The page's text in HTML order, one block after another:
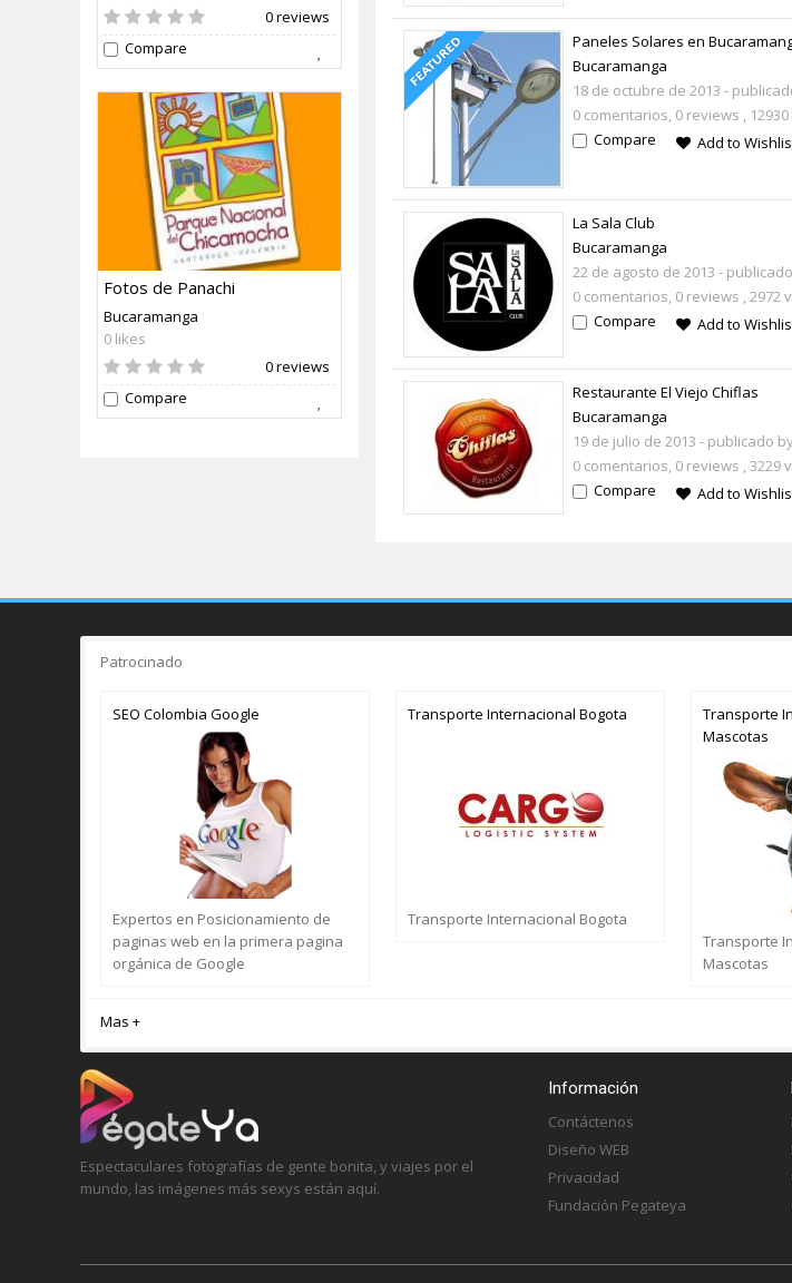
0 reviews
Compare
Fotos de Panachi
Bucaramanga
0 likes
0 reviews
Compare
Paneles Solares en
Bucaramanga
18 de octubre de 2013 -
0 comentarios, 0 reviews ,
Compare
Add to
La Sala Club
Bucaramanga
22 de agosto de 2013 -
0 comentarios, 0 reviews , 2972
Compare
Add to
Restaurante El Viejo Chiflas
Bucaramanga
19 de julio de 2013 - publicado
0 comentarios, 0 reviews , 3229
Compare
Add to
Patrocinado
SEO Colombia Google
Expertos en Posicionamiento de
paginas web en la primera pagina
orgánica de Google
Transporte Internacional Bogota
Transporte Internacional Bogota
Transporte
Mascotas
Transporte
Mascotas
Mas +
Espectaculares fotografías de gente bonita, y viajes por el
mundo, las imágenes más sexys están aquí.
Información
Contáctenos
Diseño WEB
Privacidad
Fundación Pegateya